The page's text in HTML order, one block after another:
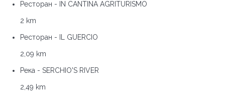
Ресторан - IN CANTINA AGRITURISMO
2 km
Ресторан - IL GUERCIO
2,09 km
Река - SERCHIO'S RIVER
2,49 km